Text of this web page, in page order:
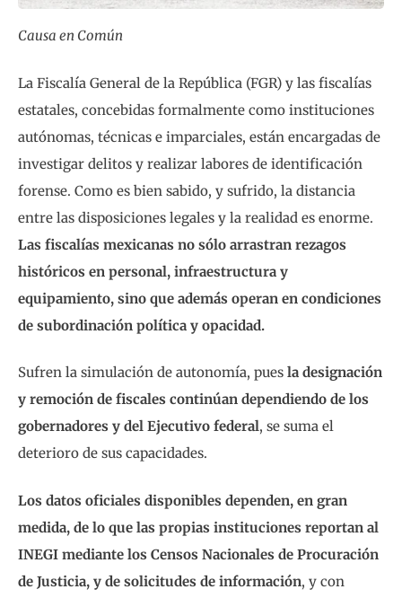
Causa en Común
La Fiscalía General de la República (FGR) y las fiscalías
estatales, concebidas formalmente como instituciones
autónomas, técnicas e imparciales, están encargadas de
investigar delitos y realizar labores de identificación
forense. Como es bien sabido, y sufrido, la distancia
entre las disposiciones legales y la realidad es enorme.
Las fiscalías mexicanas no sólo arrastran rezagos
históricos en personal, infraestructura y
equipamiento, sino que además operan en condiciones
de subordinación política y opacidad.
Sufren la simulación de autonomía, pues la designación
y remoción de fiscales continúan dependiendo de los
gobernadores y del Ejecutivo federal, se suma el
deterioro de sus capacidades.
Los datos oficiales disponibles dependen, en gran
medida, de lo que las propias instituciones reportan al
INEGI mediante los Censos Nacionales de Procuración
de Justicia, y de solicitudes de información, y con